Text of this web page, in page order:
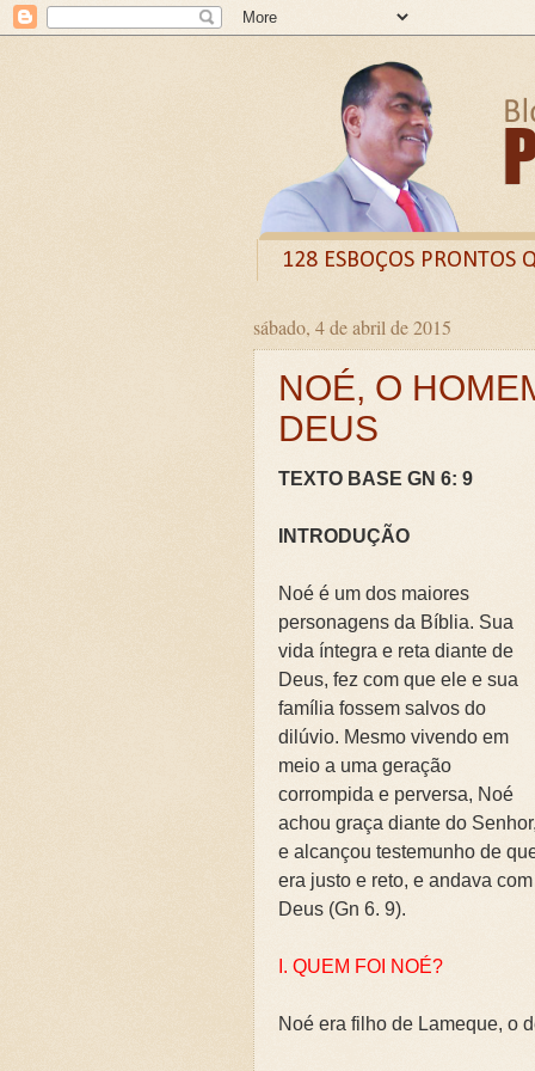
128 ESBOÇOS PRONTOS
Odysee
Livro
CURSO DE FORMAÇÃO
LIVRETO: TÍTULO - O
Guia prático: Como
💍CASAMENTO SEM
💍CASAMENTO SEM
JARDIM SEM CERCA:
REVELANDO O
Curso: Teologia Bíblica
Curso Completo: Teologia
Curso: Ezequiel: A
Curso: Êxodo: A Jornada
Curso: Teologia Bíblica
Curso: Quando a Glória
Curso Completo: Teologia
📚SETE ERROS QUE O
sábado, 4 de abril de 2015
NOÉ, O
DEUS
TEXTO BASE GN 6: 9
INTRODUÇÃO
Noé é um dos maiores
personagens da Bíblia. Sua
vida íntegra e reta diante de
Deus, fez com que ele e sua
família fossem salvos do
dilúvio. Mesmo vivendo em
meio a uma geração
corrompida e perversa, Noé
achou graça diante do Senhor,
e alcançou testemunho de
era justo e reto, e andava com
Deus (Gn 6. 9).
I. QUEM FOI NOÉ?
Noé era filho de Lameque, o